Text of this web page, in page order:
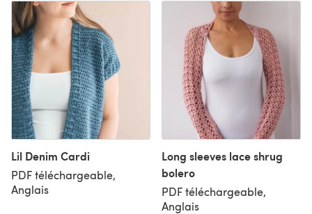
Lil Denim Cardi
PDF téléchargeable,
Anglais
Long sleeves lace shrug
bolero
PDF téléchargeable,
Anglais